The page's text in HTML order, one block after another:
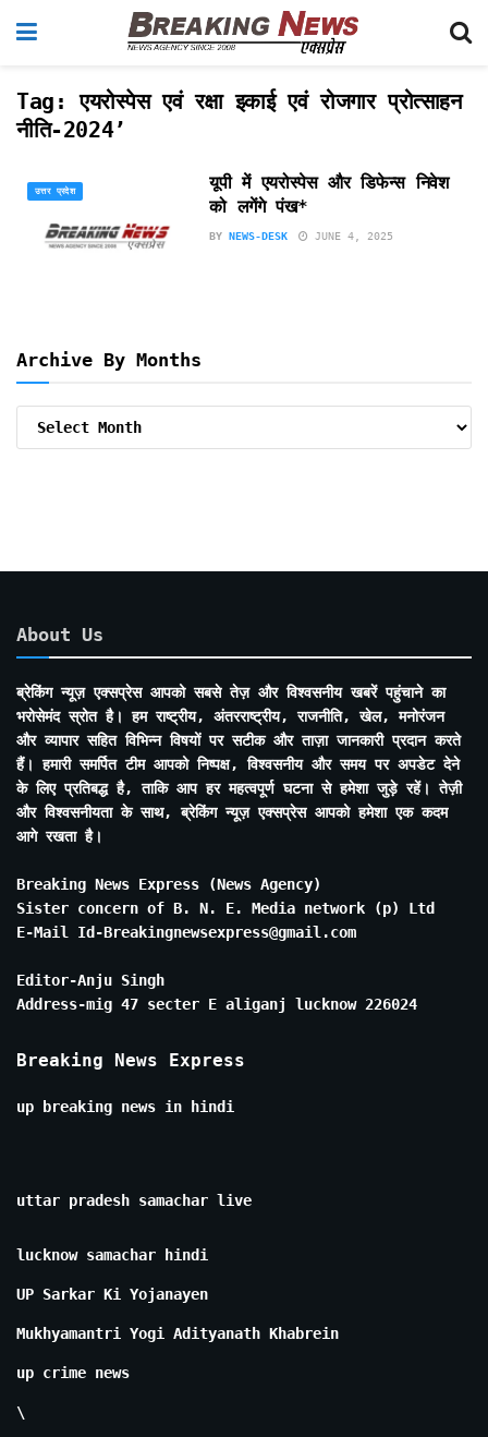
Tag:एयरोस्पेस एवं रक्षा इकाई एवं रोजगार प्रोत्साहन
नीति-2024’
उत्तर प्रदेश
यूपी में एयरोस्पेस और डिफेन्स निवेश
को लगेंगे पंख*
BY NEWS-DESK JUNE 4, 2025
Archive By Months
About Us
ब्रेकिंग न्यूज़ एक्सप्रेस आपको सबसे तेज़ और विश्वसनीय खबरें पहुंचाने का
भरोसेमंद स्रोत है। हम राष्ट्रीय, अंतरराष्ट्रीय, राजनीति, खेल, मनोरंजन
और व्यापार सहित विभिन्न विषयों पर सटीक और ताज़ा जानकारी प्रदान करते
हैं। हमारी समर्पित टीम आपको निष्पक्ष, विश्वसनीय और समय पर अपडेट देने
के लिए प्रतिबद्ध है, ताकि आप हर महत्वपूर्ण घटना से हमेशा जुड़े रहें। तेज़ी
और विश्वसनीयता के साथ, ब्रेकिंग न्यूज़ एक्सप्रेस आपको हमेशा एक कदम
आगे रखता है।
Breaking News Express (News Agency)
Sister concern of B. N. E. Media network (p) Ltd
E-Mail Id-Breakingnewsexpress@gmail.com
Editor-Anju Singh
Address-mig 47 secter E aliganj lucknow 226024
Breaking News Express
up breaking news in hindi
uttar pradesh samachar live
lucknow samachar hindi
UP Sarkar Ki Yojanayen
Mukhyamantri Yogi Adityanath Khabrein
up crime news
\